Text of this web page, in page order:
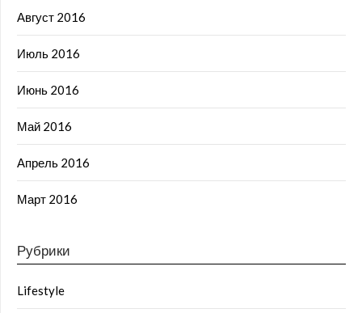
Август 2016
Июль 2016
Июнь 2016
Май 2016
Апрель 2016
Март 2016
Рубрики
Lifestyle